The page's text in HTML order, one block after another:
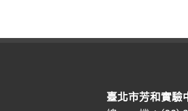
臺北市芳和實驗